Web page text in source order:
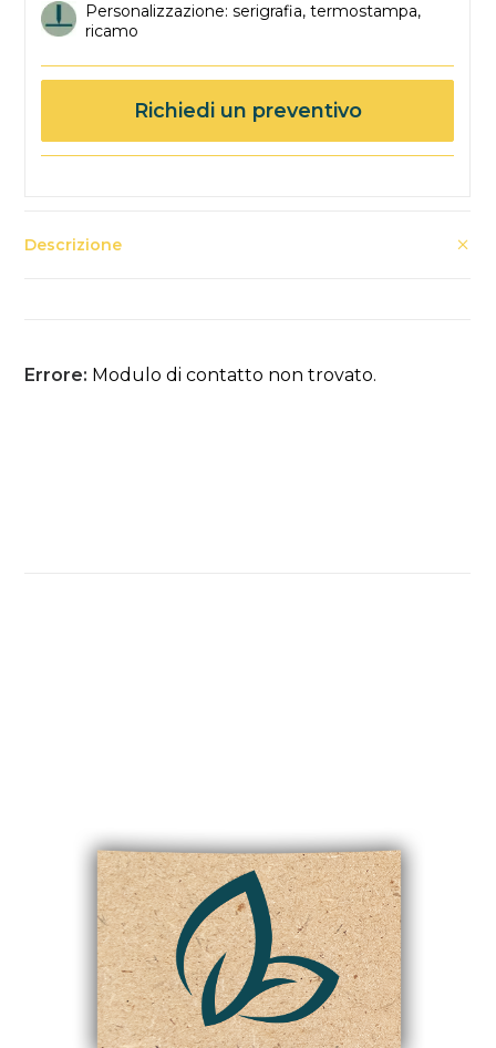
Personalizzazione: serigrafia, termostampa,
ricamo
Richiedi un preventivo
Descrizione
Errore: Modulo di contatto non trovato.